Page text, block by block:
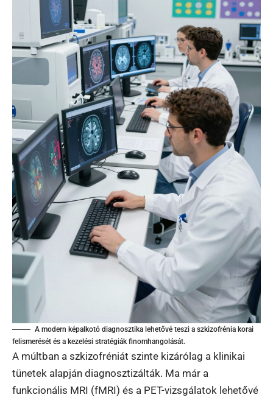
A modern képalkotó diagnosztika lehetővé teszi a szkizofrénia korai
felismerését és a kezelési stratégiák finomhangolását.
A múltban a szkizofréniát szinte kizárólag a klinikai
tünetek alapján diagnosztizálták. Ma már a
funkcionális MRI (fMRI) és a PET-vizsgálatok lehetővé